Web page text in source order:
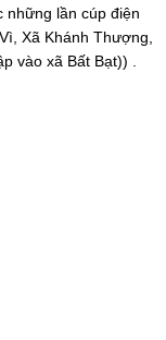
những lần cúp điện
Xã Khánh Thượng,
vào xã Bất Bạt)) .